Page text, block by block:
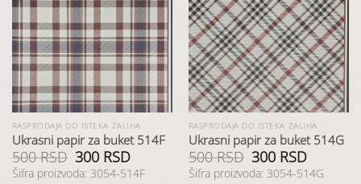
Dodaj
u listu
želja
RASPRODAJA DO ISTEKA ZALIHA
Ukrasni papir za buket 514F
500RSD Originalna
cena
je
300 RSDTrenutna
je:
Šifra proizvoda: 3054-514F
Dodaj
u listu
želja
RASPRODAJA DO ISTEKA ZALIHA
Ukrasni papir za buket 514G
500RSD Originalna
cena
je
300 RSDTrenutna
je:
Šifra proizvoda: 3054-514G